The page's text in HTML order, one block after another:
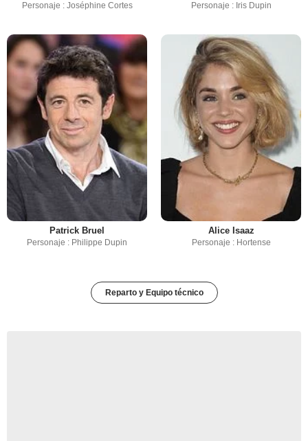
Personaje : Joséphine Cortes Personaje : Iris Dupin
Patrick Bruel
Personaje : Philippe Dupin
Alice Isaaz
Personaje : Hortense
Reparto y Equipo técnico